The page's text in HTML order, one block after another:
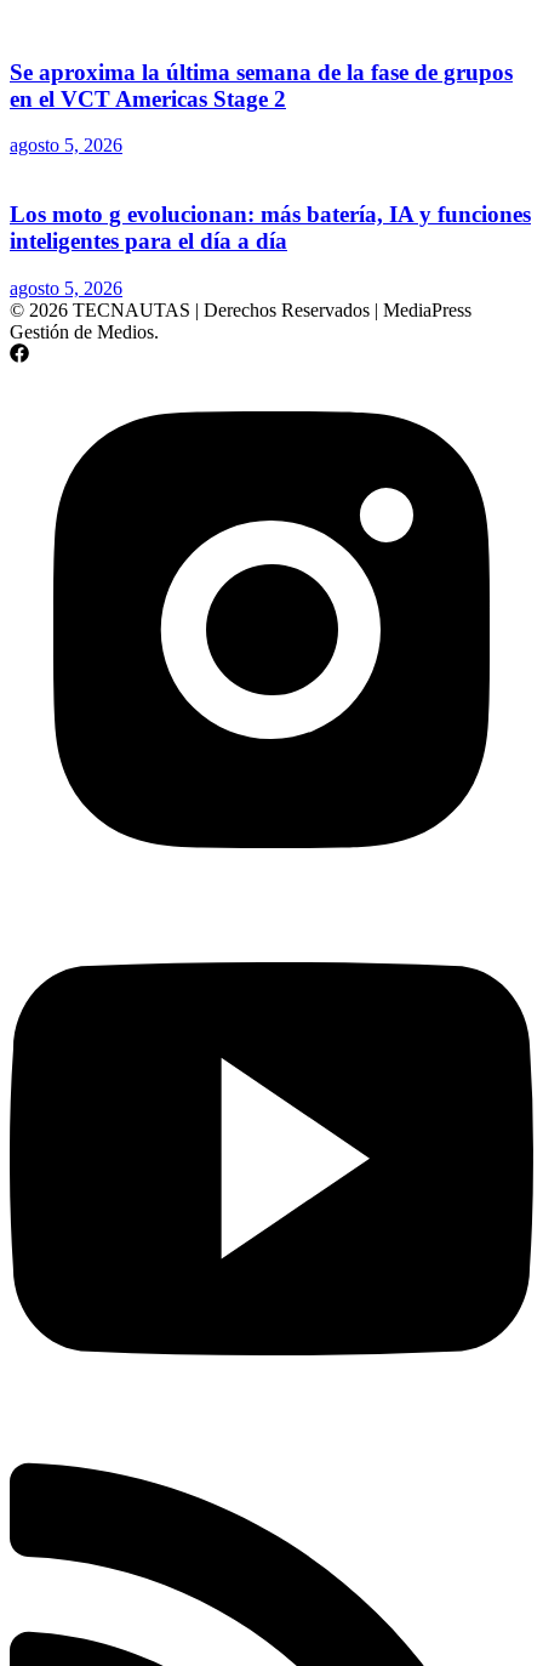
Se aproxima la última semana de la fase de grupos
en el VCT Americas Stage 2
agosto 5, 2026
Los moto g evolucionan: más batería, IA y funciones
inteligentes para el día a día
agosto 5, 2026
© 2026 TECNAUTAS | Derechos Reservados | MediaPress
Gestión de Medios.